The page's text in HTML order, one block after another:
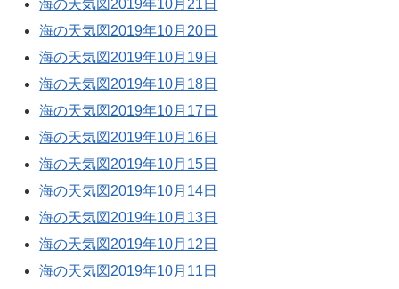
海の天気図2019年10月21日
海の天気図2019年10月20日
海の天気図2019年10月19日
海の天気図2019年10月18日
海の天気図2019年10月17日
海の天気図2019年10月16日
海の天気図2019年10月15日
海の天気図2019年10月14日
海の天気図2019年10月13日
海の天気図2019年10月12日
海の天気図2019年10月11日